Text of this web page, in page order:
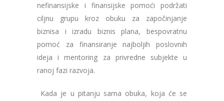
nefinansijske i finansijske pomoći podržati
ciljnu grupu kroz obuku za započinjanje
biznisa i izradu biznis plana, bespovratnu
pomoć za finansiranje najboljih poslovnih
ideja i mentoring za privredne subjekte u
ranoj fazi razvoja.
Kada je u pitanju sama obuka, koja će se